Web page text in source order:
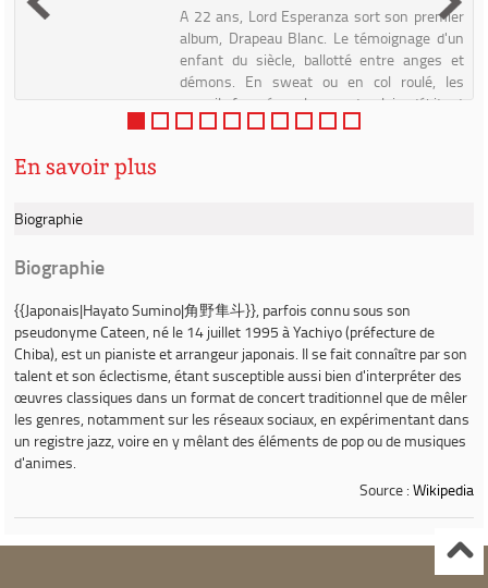
A 22 ans, Lord Esperanza sort son premier
album, Drapeau Blanc. Le témoignage d'un
enfant du siècle, ballotté entre anges et
démons. En sweat ou en col roulé, les
sourcils froncés ou le regard au loin, débitant
des punchlines ou f...
En savoir plus
Biographie
Biographie
{{Japonais|Hayato Sumino|角野隼斗}}, parfois connu sous son
pseudonymeCateen, né le 14 juillet 1995 à Yachiyo (préfecture de
Chiba), est un pianiste et arrangeur japonais. Il se fait connaître par son
talent et son éclectisme, étant susceptible aussi bien d'interpréter des
œuvres classiques dans un format de concert traditionnel que de mêler
les genres, notamment sur les réseaux sociaux, en expérimentant dans
un registre jazz, voire en y mêlant des éléments de pop ou de musiques
d'animes.
Source : Wikipedia